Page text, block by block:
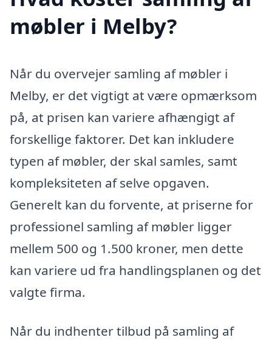
møbler i Melby?
Når du overvejer samling af møbler i
Melby, er det vigtigt at være opmærksom
på, at prisen kan variere afhængigt af
forskellige faktorer. Det kan inkludere
typen af møbler, der skal samles, samt
kompleksiteten af selve opgaven.
Generelt kan du forvente, at priserne for
professionel samling af møbler ligger
mellem 500 og 1.500 kroner, men dette
kan variere ud fra handlingsplanen og det
valgte firma.
Når du indhenter tilbud på samling af